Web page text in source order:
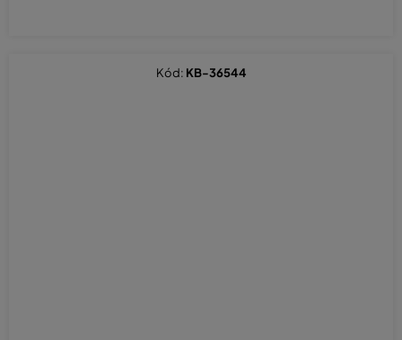
Kód: KB-36544